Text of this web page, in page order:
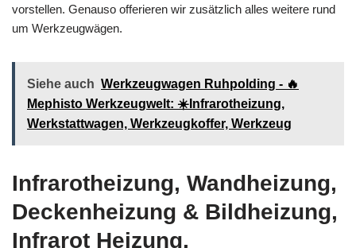
vorstellen. Genauso offerieren wir zusätzlich alles weitere rund
um Werkzeugwägen.
Siehe auch Werkzeugwagen Ruhpolding - 🔥
Mephisto Werkzeugwelt: ☀️Infrarotheizung,
Werkstattwagen, Werkzeugkoffer, Werkzeug
Infrarotheizung, Wandheizung,
Deckenheizung & Bildheizung,
Infrarot Heizung,